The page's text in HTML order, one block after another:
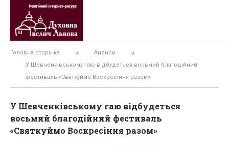
Перейти
вмісту
Головна сторінка
Анонси
У Шевченківському гаю відбудеться восьмий благодійний
фестиваль «Святкуймо Воскресіння разом»
У Шевченківському гаю відбудеться
восьмий благодійний фестиваль
«Святкуймо Воскресіння разом»